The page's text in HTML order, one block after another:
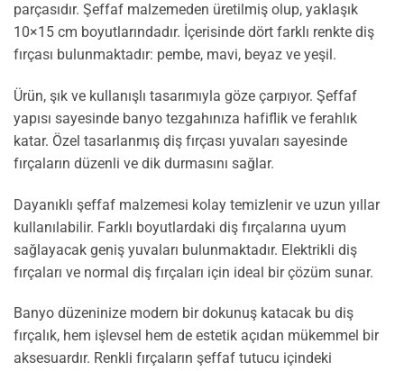
parçasıdır. Şeffaf malzemeden üretilmiş olup, yaklaşık
10×15 cm boyutlarındadır. İçerisinde dört farklı renkte diş
fırçası bulunmaktadır: pembe, mavi, beyaz ve yeşil.
Ürün, şık ve kullanışlı tasarımıyla göze çarpıyor. Şeffaf
yapısı sayesinde banyo tezgahınıza hafiflik ve ferahlık
katar. Özel tasarlanmış diş fırçası yuvaları sayesinde
fırçaların düzenli ve dik durmasını sağlar.
Dayanıklı şeffaf malzemesi kolay temizlenir ve uzun yıllar
kullanılabilir. Farklı boyutlardaki diş fırçalarına uyum
sağlayacak geniş yuvaları bulunmaktadır. Elektrikli diş
fırçaları ve normal diş fırçaları için ideal bir çözüm sunar.
Banyo düzeninize modern bir dokunuş katacak bu diş
fırçalık, hem işlevsel hem de estetik açıdan mükemmel bir
aksesuardır. Renkli fırçaların şeffaf tutucu içindeki